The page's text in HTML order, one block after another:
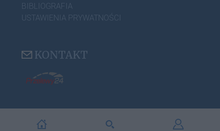
BIBLIOGRAFIA
USTAWIENIA PRYWATNOŚCI
KONTAKT